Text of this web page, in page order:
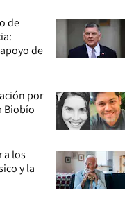
de
de
por
Biobío
a los
y la